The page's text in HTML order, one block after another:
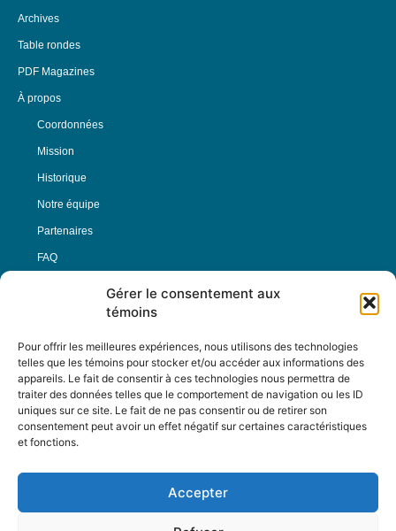
Gérer le consentement aux
témoins
Pour offrir les meilleures expériences, nous utilisons des technologies
telles que les témoins pour stocker et/ou accéder aux informations des
appareils. Le fait de consentir à ces technologies nous permettra de
traiter des données telles que le comportement de navigation ou les ID
uniques sur ce site. Le fait de ne pas consentir ou de retirer son
consentement peut avoir un effet négatif sur certaines caractéristiques
et fonctions.
Accepter
Archives
Table rondes
PDF Magazines
À propos
Coordonnées
Mission
Historique
Notre équipe
Partenaires
FAQ
Nous Suivre
Contactez-nous :
12-3894 rue Sainte-Catherine Est,